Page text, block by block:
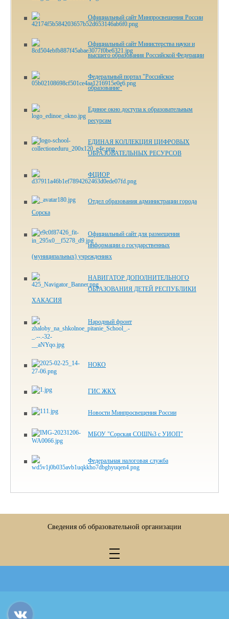
Официальный сайт Минпросвещения России
Официальный сайт Министерства науки и
высшего образования Российской Федерации
Федеральный портал "Российское
образование"
Единое окно доступа к образовательным
ресурсам
ЕДИНАЯ КОЛЛЕКЦИЯ ЦИФРОВЫХ
ОБРАЗОВАТЕЛЬНЫХ РЕСУРСОВ
ФЦИОР
Отдел образования администрации города
Сорска
Официальный сайт для размещения
информации о государственных
(муниципальных) учреждениях
НАВИГАТОР ДОПОЛНИТЕЛЬНОГО
ОБРАЗОВАНИЯ ДЕТЕЙ РЕСПУБЛИКИ
ХАКАСИЯ
Народный фронт
НОКО
ГИС ЖКХ
Новости Минпросвещения России
МБОУ "Сорская СОШ№3 с УИОП"
Федеральная налоговая служба
Сведения об образовательной организации